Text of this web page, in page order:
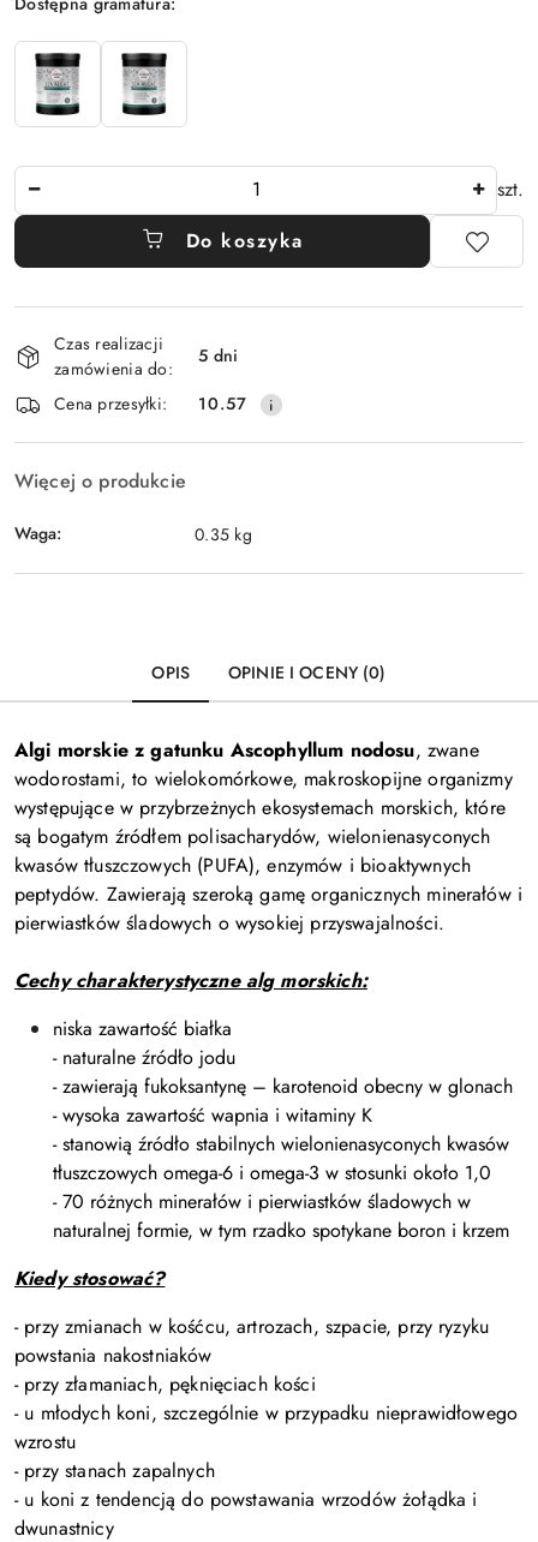
szt.
Do koszyka
Dostępność
i
dostawa
Czas realizacji
zamówienia do:
5 dni
Cena przesyłki:
10.57
Więcej o produkcie
Waga: 0.35 kg
OPIS OPINIE I OCENY (0)
Algi morskie z gatunku Ascophyllum nodosu, zwane
wodorostami, to wielokomórkowe, makroskopijne organizmy
występujące w przybrzeżnych ekosystemach morskich, które
są bogatym źródłem polisacharydów, wielonienasyconych
kwasów tłuszczowych (PUFA), enzymów i bioaktywnych
peptydów. Zawierają szeroką gamę organicznych minerałów i
pierwiastków śladowych o wysokiej przyswajalności.
Cechy charakterystyczne alg morskich:
niska zawartość białka
- naturalne źródło jodu
- zawierają fukoksantynę – karotenoid obecny w glonach
- wysoka zawartość wapnia i witaminy K
- stanowią źródło stabilnych wielonienasyconych kwasów
tłuszczowych omega-6 i omega-3 w stosunki około 1,0
- 70 różnych minerałów i pierwiastków śladowych w
naturalnej formie, w tym rzadko spotykane boron i krzem
Kiedy stosować?
- przy zmianach w kośćcu, artrozach, szpacie, przy ryzyku
powstania nakostniaków
- przy złamaniach, pęknięciach kości
- u młodych koni, szczególnie w przypadku nieprawidłowego
wzrostu
- przy stanach zapalnych
- u koni z tendencją do powstawania wrzodów żołądka i
dwunastnicy